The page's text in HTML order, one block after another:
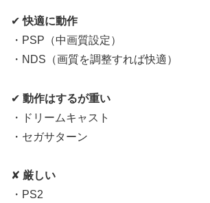
✔快適に動作
・PSP（中画質設定）
・NDS（画質を調整すれば快適）
✔ 動作はするが重い
・ドリームキャスト
・セガサターン
✘ 厳しい
・PS2